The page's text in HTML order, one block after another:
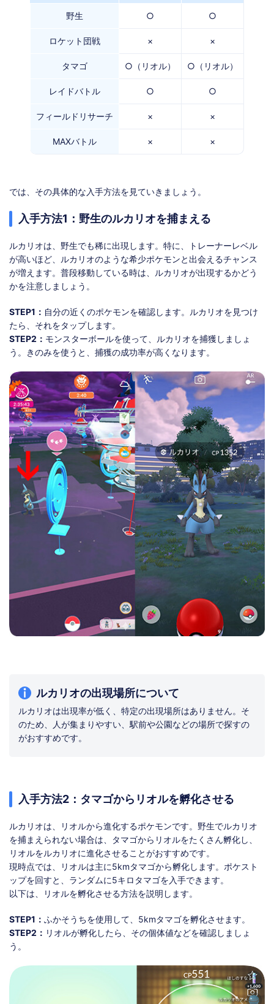
野生 ○ ○
ロケット団戦 × ×
タマゴ ○（リオル） ○（リオル）
レイドバトル ○ ○
フィールドリサーチ × ×
MAXバトル × ×
では、その具体的な入手方法を見ていきましょう。
入手方法1：野生のルカリオを捕まえる
ルカリオは、野生でも稀に出現します。特に、トレーナーレベル
が高いほど、ルカリオのような希少ポケモンと出会えるチャンス
が増えます。普段移動している時は、ルカリオが出現するかどう
かを注意しましょう。
STEP1： 自分の近くのポケモンを確認します。ルカリオを見つけ
たら、それをタップします。
STEP2： モンスターボールを使って、ルカリオを捕獲しましょ
う。きのみを使うと、捕獲の成功率が高くなります。
ルカリオの出現場所について
ルカリオは出現率が低く、特定の出現場所はありません。そ
のため、人が集まりやすい、駅前や公園などの場所で探すの
がおすすめです。
入手方法2：タマゴからリオルを孵化させる
ルカリオは、リオルから進化するポケモンです。野生でルカリオ
を捕まえられない場合は、タマゴからリオルをたくさん孵化し、
リオルをルカリオに進化させることがおすすめです。
現時点では、リオルは主に5kmタマゴから孵化します。ポケスト
ップを回すと、ランダムに5キロタマゴを入手できます。
以下は、リオルを孵化させる方法を説明します。
STEP1： ふかそうちを使用して、5kmタマゴを孵化させます。
STEP2： リオルが孵化したら、その個体値などを確認しましょ
う。